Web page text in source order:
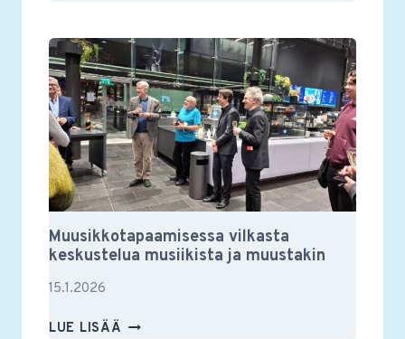
2026
Muusikkotapaamisessa vilkasta
keskustelua musiikista ja muustakin
15.1.2026
LUE LISÄÄ MUUSIKKOTAPAAMISESSA